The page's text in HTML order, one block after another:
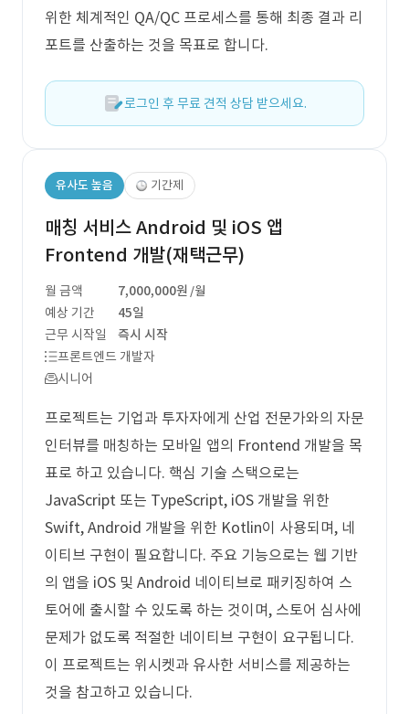
위한 체계적인 QA/QC 프로세스를 통해 최종 결과 리
포트를 산출하는 것을 목표로 합니다.
로그인 후 무료 견적 상담 받으세요.
유사도 높음 기간제
매칭 서비스 Android 및 iOS 앱
Frontend 개발(재택근무)
월 금액 7,000,000원 /월
예상 기간
45일
근무 시작일
즉시 시작
프론트엔드 개발자
시니어
프로젝트는 기업과 투자자에게 산업 전문가와의 자문
인터뷰를 매칭하는 모바일 앱의 Frontend 개발을 목
표로 하고 있습니다. 핵심 기술 스택으로는
JavaScript 또는 TypeScript, iOS 개발을 위한
Swift, Android 개발을 위한 Kotlin이 사용되며, 네
이티브 구현이 필요합니다. 주요 기능으로는 웹 기반
의 앱을 iOS 및 Android 네이티브로 패키징하여 스
토어에 출시할 수 있도록 하는 것이며, 스토어 심사에
문제가 없도록 적절한 네이티브 구현이 요구됩니다.
이 프로젝트는 위시켓과 유사한 서비스를 제공하는
것을 참고하고 있습니다.